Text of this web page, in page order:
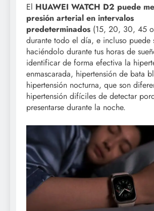
El HUAWEI WATCH D2 puede
presión arterial en intervalos
predeterminados (15, 20, 30, 45
durante todo el día, e incluso puede
haciéndolo durante tus horas de
identificar de forma efectiva la
enmascarada, hipertensión de bata
hipertensión nocturna, que son
hipertensión difíciles de detectar
presentarse durante la noche.